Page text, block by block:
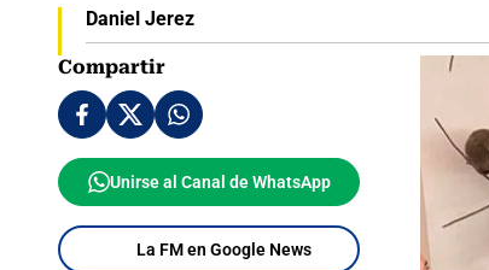
Daniel Jerez
Compartir
Unirse al Canal de WhatsApp
La FM en Google News